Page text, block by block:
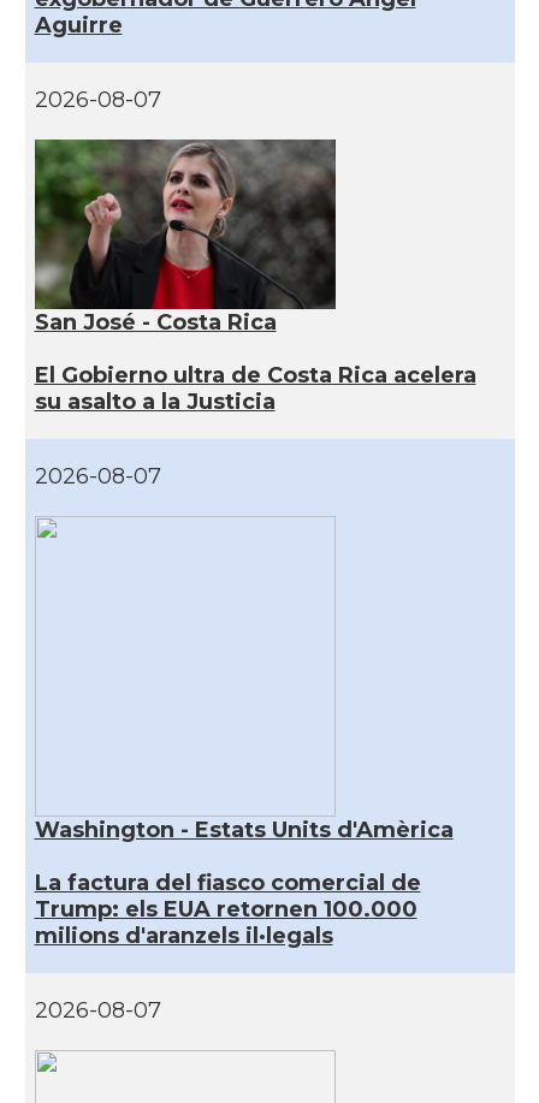
Aguirre
2026-08-07
San José - Costa Rica
El Gobierno ultra de Costa Rica acelera
su asalto a la Justicia
2026-08-07
Washington - Estats Units d'Amèrica
La factura del fiasco comercial de
Trump: els EUA retornen 100.000
milions d'aranzels il·legals
2026-08-07